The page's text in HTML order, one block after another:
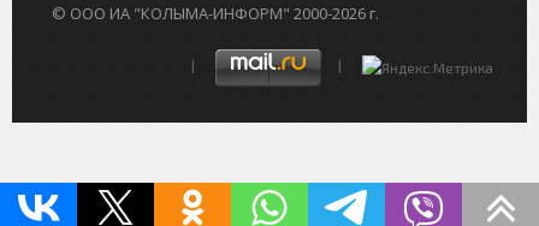
© ООО ИА "КОЛЫМА-ИНФОРМ" 2000-2026 г.